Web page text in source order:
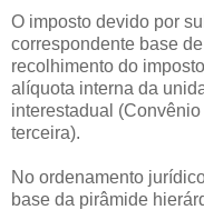
O imposto devido por
correspondente base
recolhimento do
alíquota interna da
interestadual
terceira).
No ordenamento
base da pirâmide